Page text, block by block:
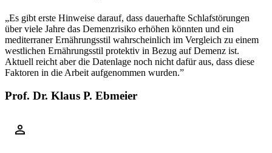
„Es gibt erste Hinweise darauf, dass dauerhafte Schlafstörungen
über viele Jahre das Demenzrisiko erhöhen könnten und ein
mediterraner Ernährungsstil wahrscheinlich im Vergleich zu einem
westlichen Ernährungsstil protektiv in Bezug auf Demenz ist.
Aktuell reicht aber die Datenlage noch nicht dafür aus, dass diese
Faktoren in die Arbeit aufgenommen wurden.”
Prof. Dr. Klaus P. Ebmeier